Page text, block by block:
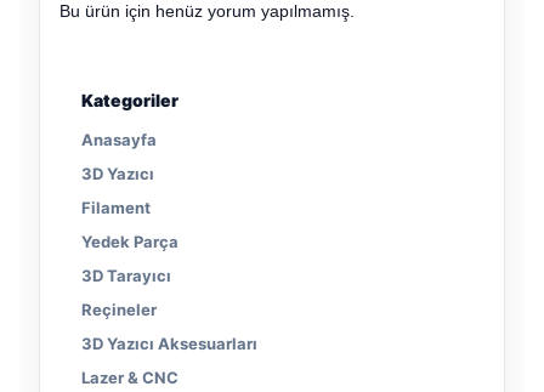
Bu ürün için henüz yorum yapılmamış.
Kategoriler
Anasayfa
3D Yazıcı
Filament
Yedek Parça
3D Tarayıcı
Reçineler
3D Yazıcı Aksesuarları
Lazer & CNC